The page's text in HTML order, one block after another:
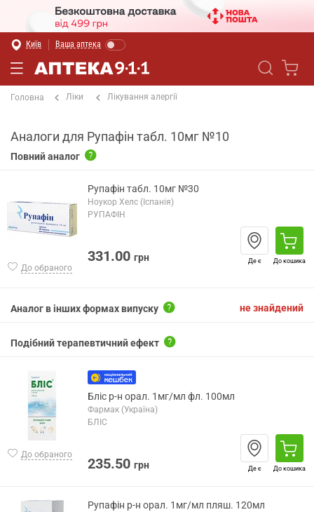
Київ Ваша аптека
Головна Ліки Лікування алергії
Аналоги для Рупафін табл. 10мг №10
Повний аналог
До обраного
Рупафін табл. 10мг №30
Ноукор Хелс (Іспанія)
РУПАФІН
331.00 грн Де є До кошика
не знайдений
Аналог в інших формах випуску
Подібний терапевтичний ефект
До обраного
Бліс р-н орал. 1мг/мл фл. 100мл
Фармак (Україна)
БЛІС
235.50 грн Де є До кошика
Рупафін р-н орал. 1мг/мл пляш. 120мл